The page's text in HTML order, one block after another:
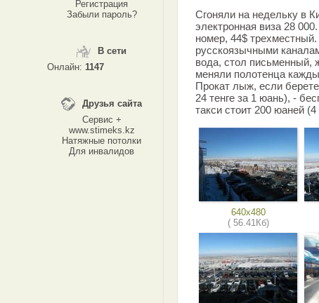
Регистрация
Забыли пароль?
В сети
Онлайн: 1147
Друзья сайта
Сервис +
www.stimeks.kz
Натяжные потолки
Для инвалидов
Сгоняли на недельку в
электронная виза 28
номер, 44$
русскоязычными
вода, стол письменный,
меняли полотенца
Прокат лыж, если
24 тенге за 1 юань), -
такси стоит 200 юаней (4
640x480
( 56.41Кб)